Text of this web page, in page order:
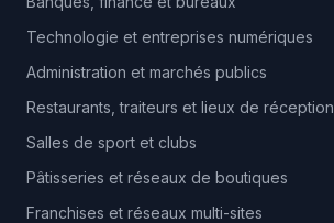
Technologie et entreprises numériques
Administration et marchés publics
Restaurants, traiteurs et lieux de réception
Salles de sport et clubs
Pâtisseries et réseaux de boutiques
Franchises et réseaux multi-sites